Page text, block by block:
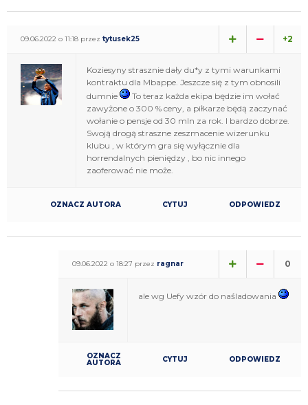
09.06.2022 o 11:18 przez tytusek25 +2
Koziesyny strasznie dały du*y z tymi warunkami
kontraktu dla Mbappe. Jeszcze się z tym obnosili
dumnie
To teraz każda ekipa będzie im wołać
zawyżone o 300 % ceny, a piłkarze będą zaczynać
wołanie o pensje od 30 mln za rok. I bardzo dobrze.
Swoją drogą straszne zeszmacenie wizerunku
klubu , w którym gra się wyłącznie dla
horrendalnych pieniędzy , bo nic innego
zaoferować nie może.
OZNACZ AUTORA CYTUJ ODPOWIEDZ
09.06.2022 o 18:27 przez ragnar 0
ale wg Uefy wzór do naśladowania
OZNACZ
AUTORA CYTUJ ODPOWIEDZ